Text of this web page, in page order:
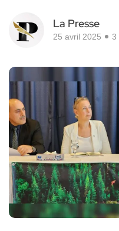
La Presse
25 avril 2025 3